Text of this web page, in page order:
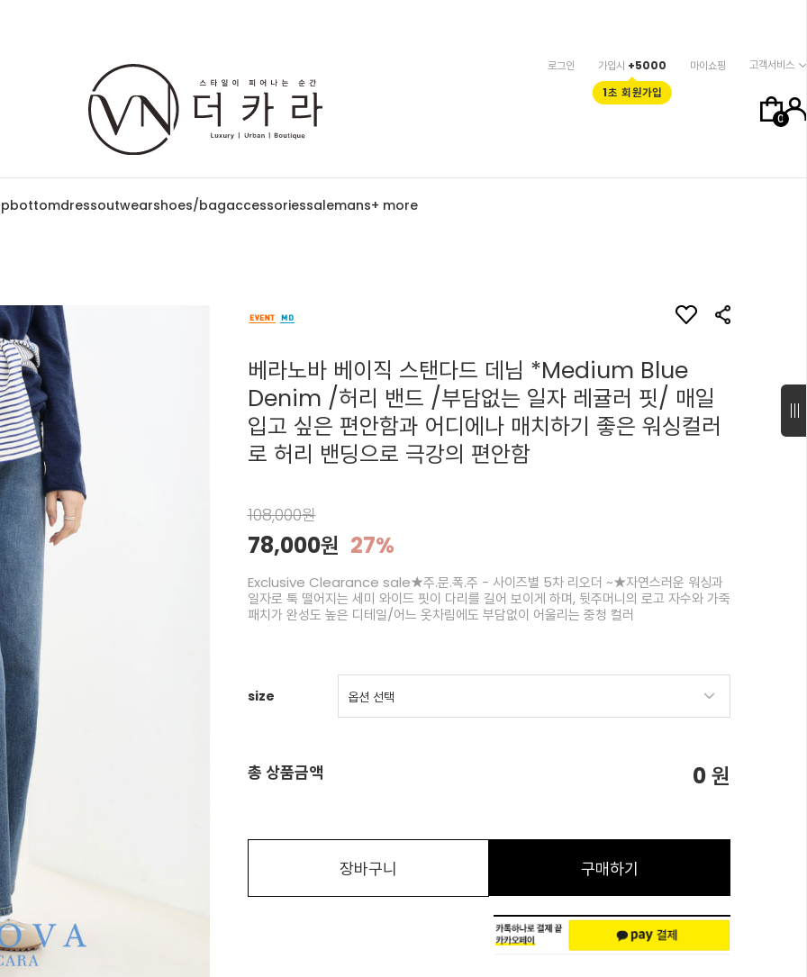
0
로그인 가입시 +5000
1초 회원가입
마이쇼핑 고객서비스
bottomdressoutwearshoes/bagaccessoriessalemans+ more
베라노바 베이직 스탠다드 데님 *Medium Blue
Denim /허리 밴드 /부담없는 일자 레귤러 핏/ 매일
입고 싶은 편안함과 어디에나 매치하기 좋은 워싱컬러
로 허리 밴딩으로 극강의 편안함
108,000원
78,000원 27%
Exclusive Clearance sale★주.문.폭.주 - 사이즈별 5차 리오더 ~★자연스러운 워싱과
일자로 툭 떨어지는 세미 와이드 핏이 다리를 길어 보이게 하며, 뒷주머니의 로고 자수와 가죽
패치가 완성도 높은 디테일/어느 옷차림에도 부담없이 어울리는 중청 컬러
size
총 상품금액 0원
장바구니 구매하기